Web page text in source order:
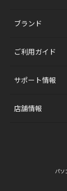
ブランド
ご利用ガイド
サポート情報
店舗情報
パソ